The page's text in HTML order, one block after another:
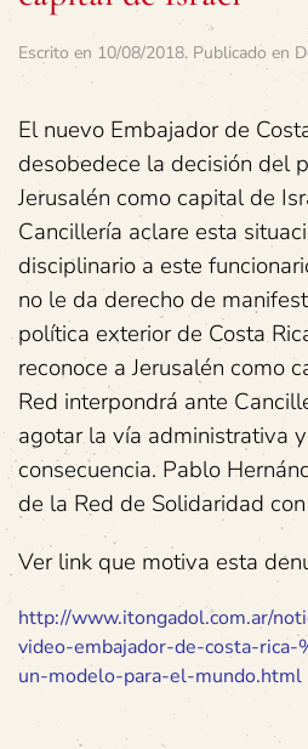
Escrito en 10/08/2018. Publicado en
El nuevo Embajador de
desobedece la decisión del
Jerusalén como capital de
Cancillería aclare esta
disciplinario a este
no le da derecho de
política exterior de Costa
reconoce a Jerusalén como
Red interpondrá ante
agotar la vía administrativa
consecuencia. Pablo
de la Red de Solidaridad
Ver link que motiva esta
http://www.itongadol.com.ar/
video-embajador-de-costa-
un-modelo-para-el-mundo.html